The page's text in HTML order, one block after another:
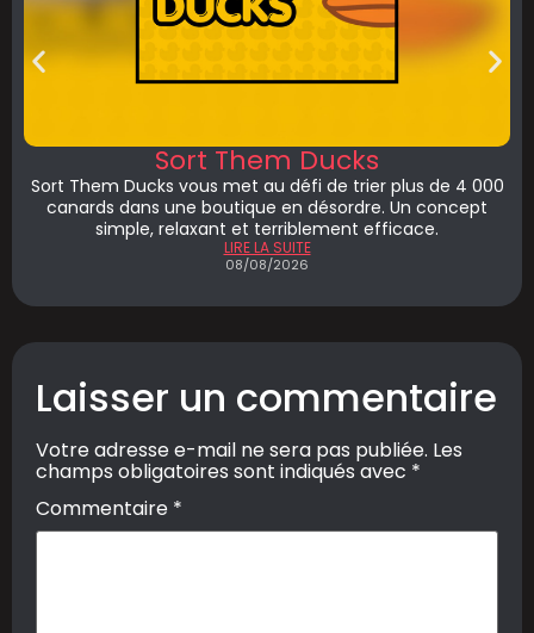
Sort Them Ducks
Sort Them Ducks vous met au défi de trier plus de 4 000
canards dans une boutique en désordre. Un concept
simple, relaxant et terriblement efficace.
LIRE LA SUITE
08/08/2026
Laisser un commentaire
Votre adresse e-mail ne sera pas publiée. Les
champs obligatoires sont indiqués avec *
Commentaire *